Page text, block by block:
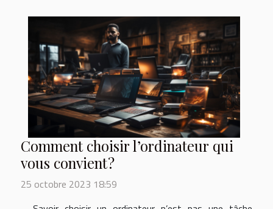
Comment choisir l’ordinateur qui
vous convient ?
25 octobre 2023 18:59